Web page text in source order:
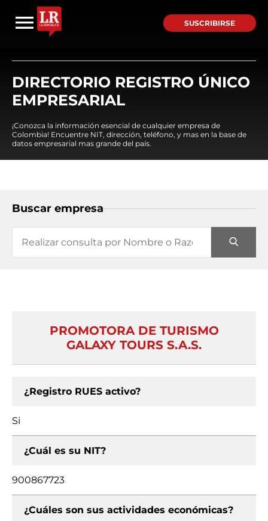
SUSCRIBIRSE
DIRECTORIO REGISTRO ÚNICO
EMPRESARIAL
¡Conozca la información esencial de cualquier empresa de
Colombia! Encuentre NIT, dirección, teléfono, y mas en la base de
datos empresarial mas grande del país.
Buscar empresa
PROMOTORA DE TURISMO
GALAXY TOURS S.A.S.
¿Registro RUES activo?
Si
¿Cuál es su NIT?
900867723
¿Cuáles son sus actividades económicas?